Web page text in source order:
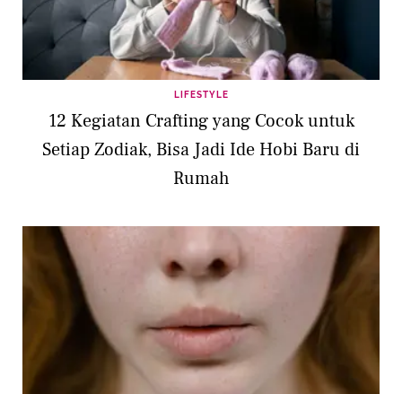
LIFESTYLE
12 Kegiatan Crafting yang Cocok untuk
Setiap Zodiak, Bisa Jadi Ide Hobi Baru di
Rumah